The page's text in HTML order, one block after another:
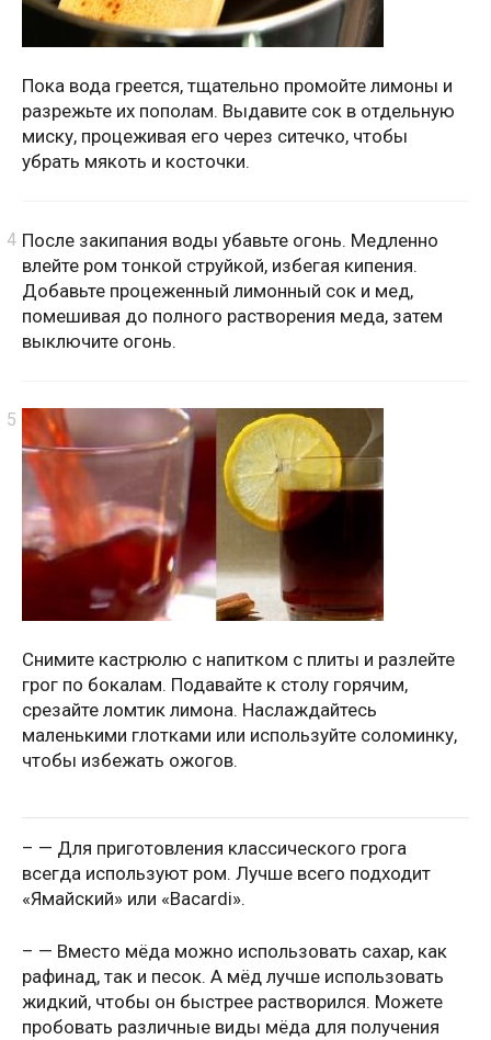
Пока вода греется, тщательно промойте лимоны и
разрежьте их пополам. Выдавите сок в отдельную
миску, процеживая его через ситечко, чтобы
убрать мякоть и косточки.
После закипания воды убавьте огонь. Медленно
влейте ром тонкой струйкой, избегая кипения.
Добавьте процеженный лимонный сок и мед,
помешивая до полного растворения меда, затем
выключите огонь.
Снимите кастрюлю с напитком с плиты и разлейте
грог по бокалам. Подавайте к столу горячим,
срезайте ломтик лимона. Наслаждайтесь
маленькими глотками или используйте соломинку,
чтобы избежать ожогов.
– — Для приготовления классического грога
всегда используют ром. Лучше всего подходит
«Ямайский» или «Bacardi».
– — Вместо мёда можно использовать сахар, как
рафинад, так и песок. А мёд лучше использовать
жидкий, чтобы он быстрее растворился. Можете
пробовать различные виды мёда для получения